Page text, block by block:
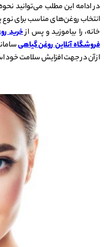
در ادامه این مطلب می‌توانید
انتخاب روغن‌های مناسب برای
خانه، را بیاموزید و پس ازخرید
فروشگاه آنلاین روغن گیاهی
از آن در جهت افزایش سلامت خود